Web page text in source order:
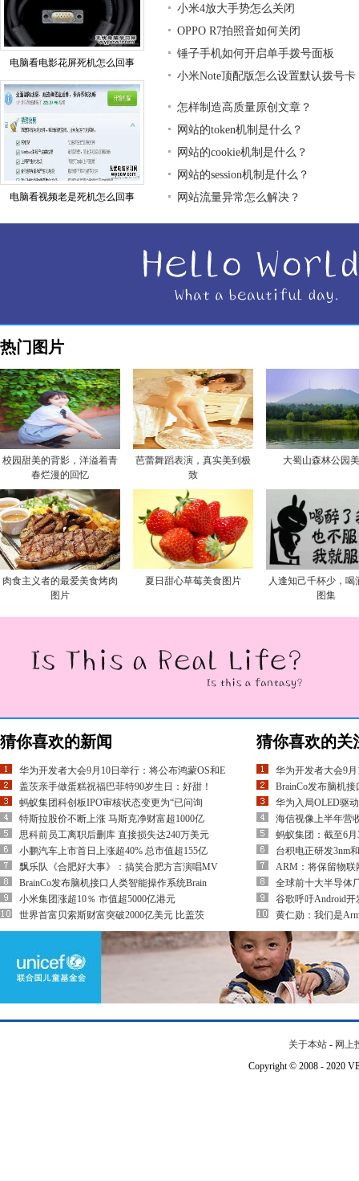
电脑看电影花屏死机怎么回事
电脑看视频老是死机怎么回事
小米4放大手势怎么关闭
OPPO R7拍照音如何关闭
锤子手机如何开启单手拨号面板
小米Note顶配版怎么设置默认拨号卡
怎样制造高质量原创文章？
网站的token机制是什么？
网站的cookie机制是什么？
网站的session机制是什么？
网站流量异常怎么解决？
热门图片
校园甜美的背影，洋溢着青
春烂漫的回忆
芭蕾舞蹈表演，真实美到极
致
大蜀山森林公园
肉食主义者的最爱美食烤肉
图片
夏日甜心草莓美食图片
人逢知己千杯少，喝
图集
猜你喜欢的新闻
华为开发者大会9月10日举行：将公布鸿蒙OS和E
盖茨亲手做蛋糕祝福巴菲特90岁生日：好甜！
蚂蚁集团科创板IPO审核状态变更为“已问询
特斯拉股价不断上涨 马斯克净财富超1000亿
思科前员工离职后删库 直接损失达240万美元
小鹏汽车上市首日上涨超40% 总市值超155亿
飘乐队《合肥好大事》：搞笑合肥方言演唱MV
BrainCo发布脑机接口人类智能操作系统Brain
小米集团涨超10％ 市值超5000亿港元
世界首富贝索斯财富突破2000亿美元 比盖茨
猜你喜欢的关
华为开发者大会9
BrainCo发布脑机
华为入局OLED驱
海信视像上半年营
蚂蚁集团：截至6
台积电正研发3nm
ARM：将保留物联
全球前十大半导体
谷歌呼吁Android
黄仁勋：我们是
关于本站 - 网上
Copyright © 2008 - 2020